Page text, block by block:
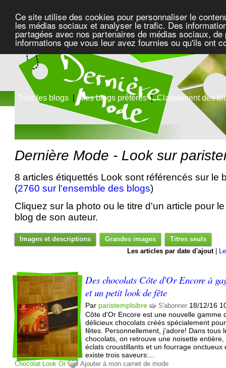
Ce site utilise des cookies pour personnaliser le
les médias sociaux et analyser le trafic. Des
partagées avec nos partenaires de médias sociaux,
informations que vous leur avez fournies ou qu'ils ont
Tous les blogs | Mes blogs préférés|Classement des
Dernière Mode - Look sur
8 articles étiquettés Look sont référencés sur le
(2760 sur l'ensemble des blogs)
Cliquez sur la photo ou le titre d'un article pour
blog de son auteur.
Images et descriptions Grandes images
Titres seuls
Les articles par date d'ajout|
Des chocolats Côte d'Or Encore à
et un petit look de fête
Par paristemplsibre S'abonner 18/12/16
Côte d'Or Encore est une nouvelle gamme
délicieux chocolats créés spécialement
fêtes. Personnellement, j'adore! Dans tous
chocolats, on retrouve une noisette entière,
éclats croustillants et un fourrage onctueux
existe trois saveurs:...
Chocolat Look Or Ajouter à mon carnet de mode